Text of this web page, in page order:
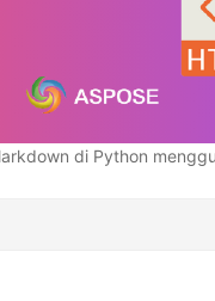
di Python